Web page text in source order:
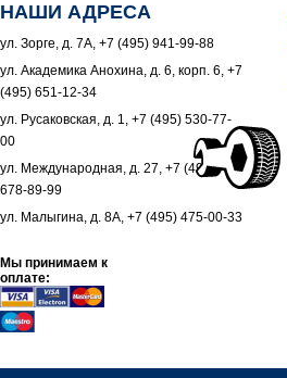
НАШИ АДРЕСА
ул. Зорге, д. 7А, +7 (495) 941-99-88
ул. Академика Анохина, д. 6, корп. 6, +7
(495) 651-12-34
ул. Русаковская, д. 1, +7 (495) 530-77-
00
ул. Международная, д. 27, +7 (495)
678-89-99
ул. Малыгина, д. 8А, +7 (495) 475-00-33
Мы принимаем к
оплате: